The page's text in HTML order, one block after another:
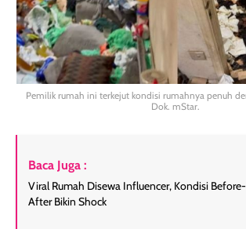
Pemilik rumah ini terkejut kondisi rumahnya penuh
Dok. mStar.
Baca Juga :
Viral Rumah Disewa Influencer, Kondisi Before-
After Bikin Shock